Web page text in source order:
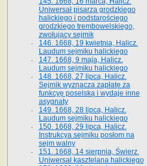
Uniwersał pisarza grodzkiego
halickiego i podstarościego
grodzkiego trembowelskiego,
zwołujący sejmik
146. 1668, 19 kwietnia, Halicz.
Laudum sejmiku halickiego
147. 1668, 9 maja, Halicz.
Laudum sejmiku halickiego
148. 1668, 27 lipca, Halicz.
Sejmik wyznacza zapłatę za
funkcyę poselską i wydaje inne
asygnaty
149. 1668, 28 lipca, Halicz.
Laudum sejmiku halickiego
150. 1668, 29 lipca, Halicz.
Instrukcya sejmiku posłom na
sejm walny
151. 1668, 14 sierpnia, Świerz.
Uniwersał kasztelana halickiego